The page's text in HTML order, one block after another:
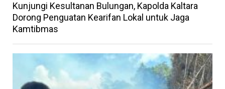
Kunjungi Kesultanan Bulungan, Kapolda Kaltara
Dorong Penguatan Kearifan Lokal untuk Jaga
Kamtibmas